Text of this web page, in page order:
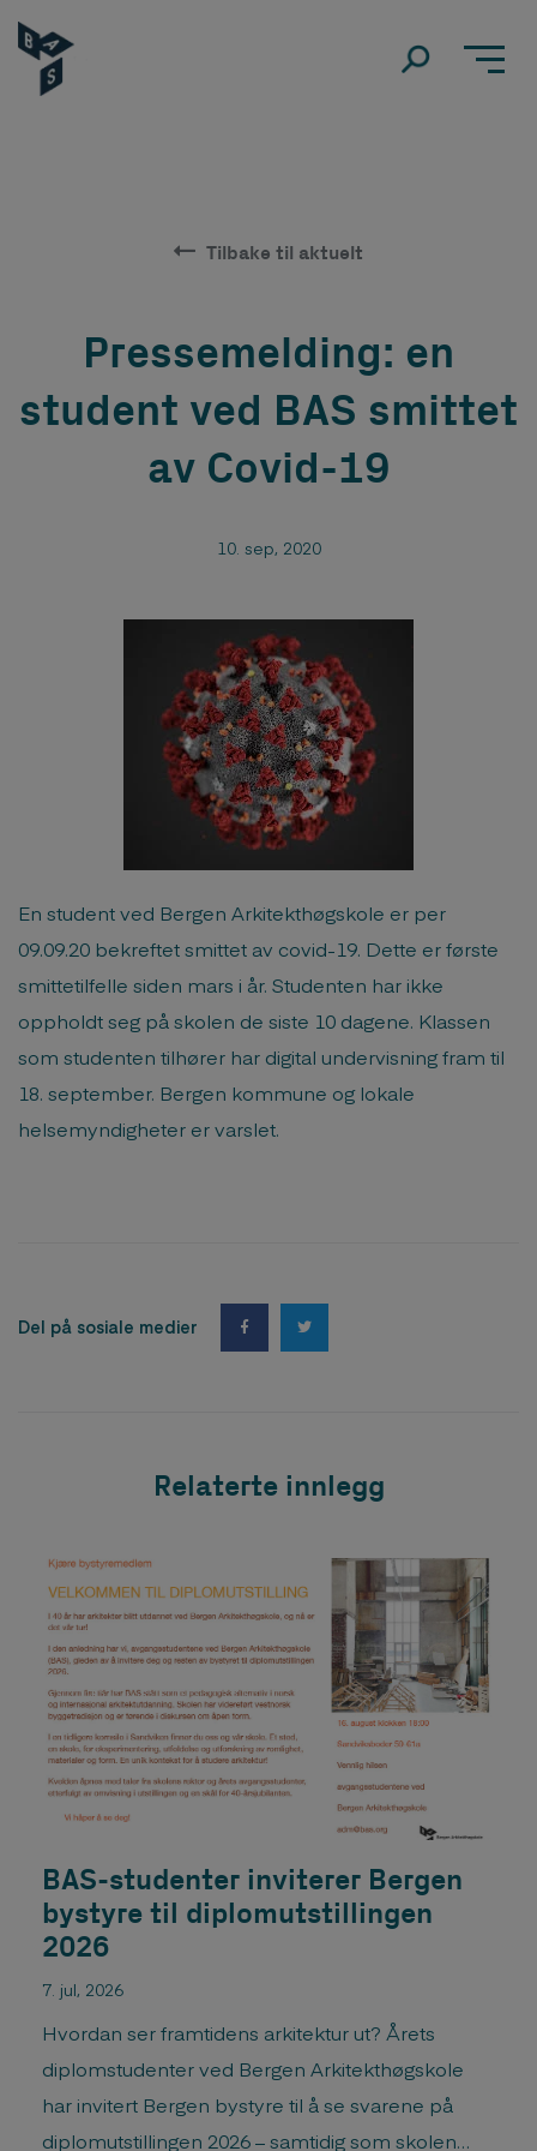
Tilbake til aktuelt
Pressemelding: en
student ved BAS smittet
av Covid-19
10. sep, 2020
En student ved Bergen Arkitekthøgskole er per
09.09.20 bekreftet smittet av covid-19. Dette er første
smittetilfelle siden mars i år. Studenten har ikke
oppholdt seg på skolen de siste 10 dagene. Klassen
som studenten tilhører har digital undervisning fram til
18. september. Bergen kommune og lokale
helsemyndigheter er varslet.
Del på sosiale medier
Relaterte innlegg
BAS-studenter inviterer Bergen
bystyre til diplomutstillingen
2026
7. jul, 2026
Hvordan ser framtidens arkitektur ut? Årets
diplomstudenter ved Bergen Arkitekthøgskole
har invitert Bergen bystyre til å se svarene på
diplomutstillingen 2026 – samtidig som skolen